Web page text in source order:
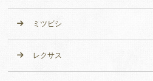
ミツビシ
レクサス